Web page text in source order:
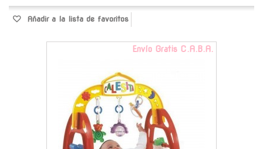
Añadir a la lista de favoritos
Envío Gratis C.A.B.A.